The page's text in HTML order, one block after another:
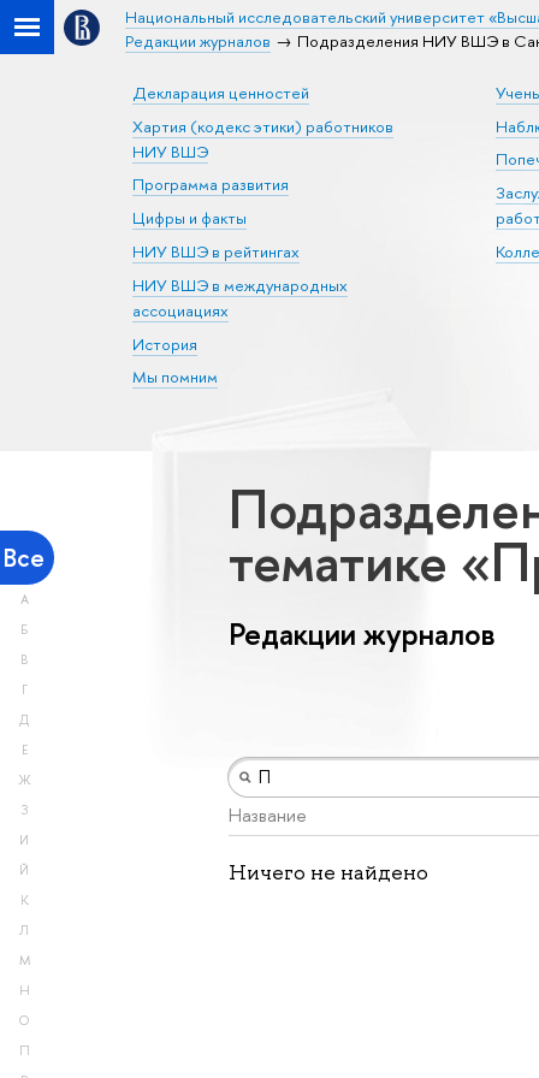
Национальный исследовательский университет
Редакции журналов
Подразделения НИУ ВШЭ в
Декларация ценностей
Хартия (кодекс этики) работников
НИУ ВШЭ
Программа развития
Цифры и факты
НИУ ВШЭ в рейтингах
НИУ ВШЭ в международных
ассоциациях
История
Мы помним
Все
А
Б
В
Г
Д
Е
Ж
З
И
Й
К
Л
М
Н
О
П
тематике
Редакции журналов
Название
Ничего не найдено